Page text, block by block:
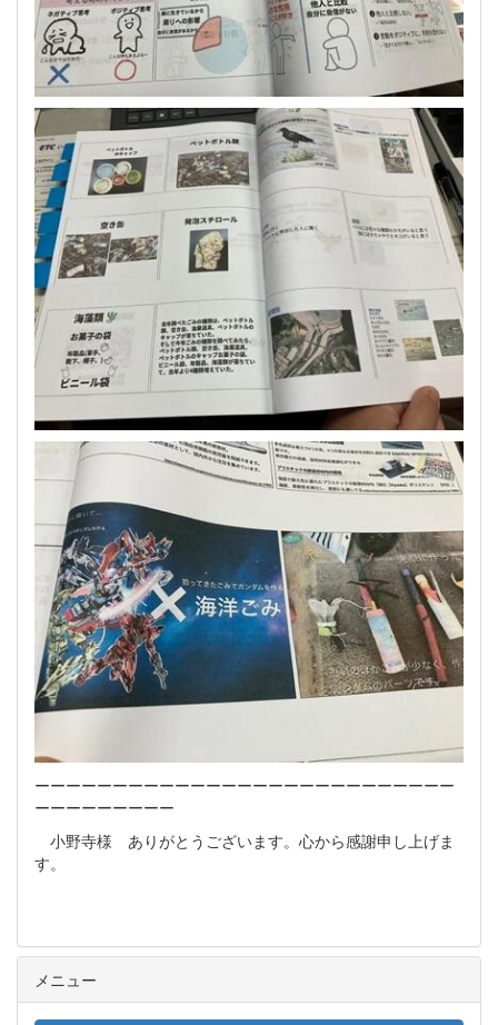
ーーーーーーーーーーーーーーーーーーーーーーーーーーー
ーーーーーーーーー
小野寺様 ありがとうございます。心から感謝申し上げま
す。
メニュー